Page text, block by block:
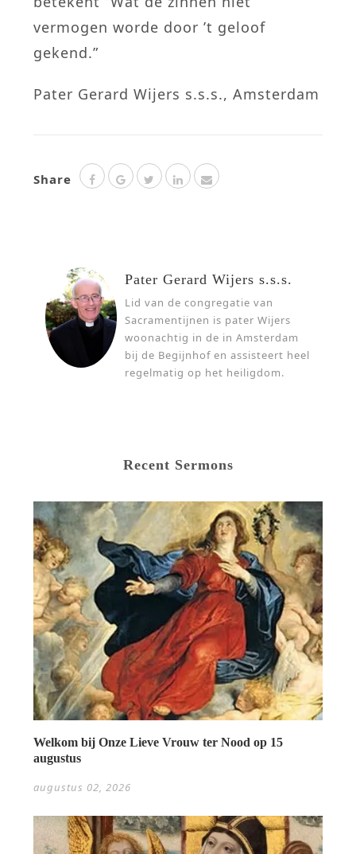
vermogen worde door ’t geloof
gekend.”
Pater Gerard Wijers s.s.s., Amsterdam
Share
Pater Gerard Wijers s.s.s.
Lid van de congregatie van
Sacramentijnen is pater Wijers
woonachtig in de in Amsterdam
bij de Begijnhof en assisteert heel
regelmatig op het heiligdom.
Recent Sermons
Welkom bij Onze Lieve Vrouw ter Nood op 15
augustus
augustus 02, 2026